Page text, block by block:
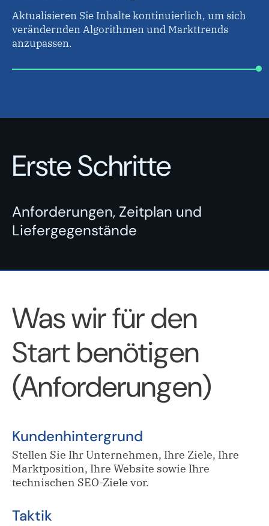
Aktualisieren Sie Inhalte kontinuierlich, um sich
verändernden Algorithmen und Markttrends
anzupassen.
Erste Schritte
Anforderungen, Zeitplan und
Liefergegenstände
Was wir für den
Start benötigen
(Anforderungen)
Kundenhintergrund
Stellen Sie Ihr Unternehmen, Ihre Ziele, Ihre
Marktposition, Ihre Website sowie Ihre
technischen SEO-Ziele vor.
Taktik